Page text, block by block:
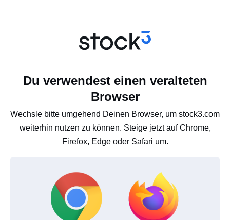
Du verwendest einen veralteten
Browser
Wechsle bitte umgehend Deinen Browser, um stock3.com
weiterhin nutzen zu können. Steige jetzt auf Chrome,
Firefox, Edge oder Safari um.